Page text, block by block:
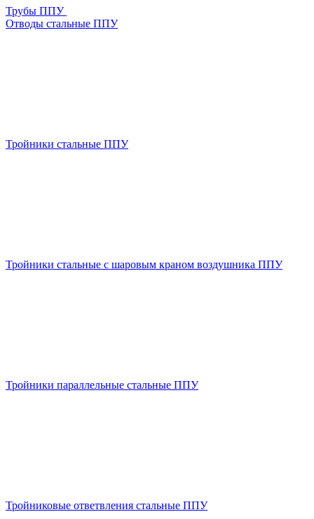
Трубы ППУ
Отводы стальные ППУ
Тройники стальные ППУ
Тройники стальные с шаровым краном воздушника ППУ
Тройники параллельные стальные ППУ
Тройниковые ответвления стальные ППУ